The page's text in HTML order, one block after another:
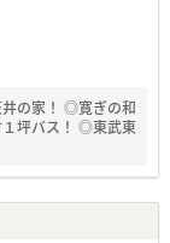
の家！ ◎寛ぎの和
坪バス！ ◎東武東